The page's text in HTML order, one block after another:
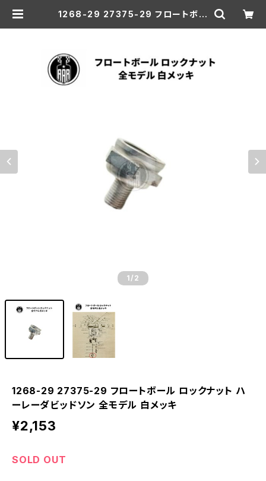
1268-29 27375-29 フロートボー
1 /2
1268-29 27375-29 フロートボール ロックナット ハ
ーレーダビッドソン 全モデル 白メッキ
¥2,153
SOLD OUT